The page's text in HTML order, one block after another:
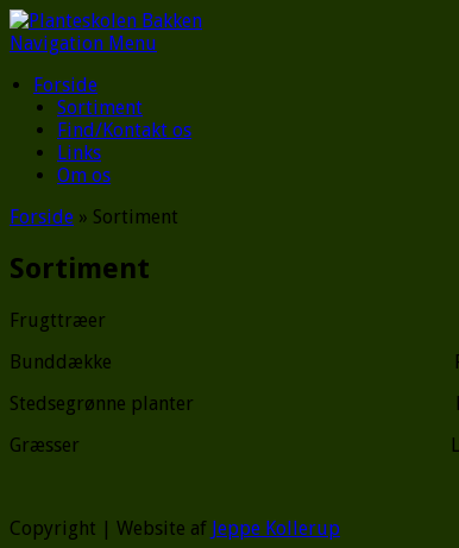
Navigation Menu
Forside
Sortiment
Find/Kontakt os
Links
Om os
Forside » Sortiment
Sortiment
Frugttræer
Bunddække
Stedsegrønne planter
Græsser Løg &
Copyright | Website af Jeppe Kollerup